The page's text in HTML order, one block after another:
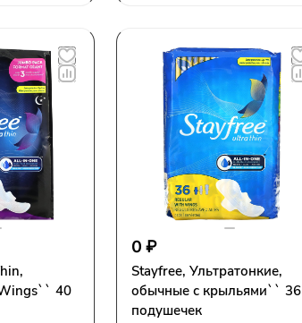
40
0 ₽
Stayfree, Ультратонкие,
обычные с крыльями`` 36
подушечек